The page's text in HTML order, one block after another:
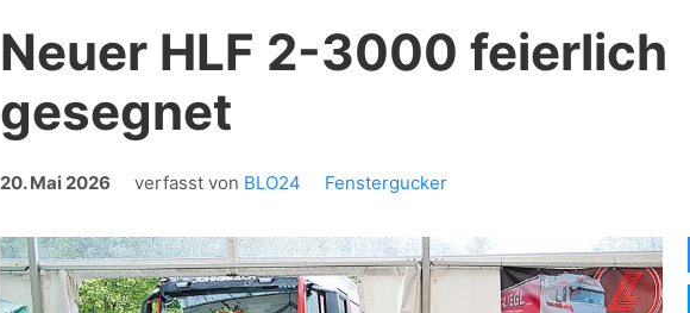
Neuer HLF 2-3000 feierlich
gesegnet
20. Mai 2026 verfasst von BLO24 Fenstergucker